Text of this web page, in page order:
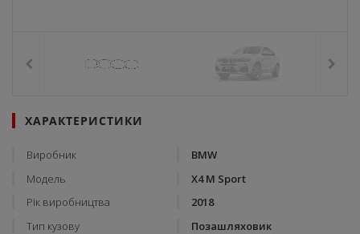
ХАРАКТЕРИСТИКИ
Виробник
BMW
Модель
X4 M Sport
Рік виробництва
2018
Тип кузову
Позашляховик